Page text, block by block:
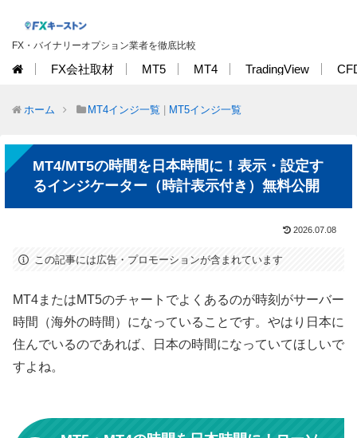
FX・バイナリーオプション業者を徹底比較
FX会社取材 MT5 MT4 TradingView
ホーム MT4インジ一覧 MT5インジ一覧
MT4/MT5の時間を日本時間に！表示・設定す
るインジケーター（時計表示付き）無料公開
2026.07.08
この記事には広告・プロモーションが含まれています
MT4またはMT5のチャートでよくあるのが時刻がサーバー
時間（海外の時間）になっていることです。やはり日本に
住んでいるのであれば、日本の時間になっていてほしいで
すよね。